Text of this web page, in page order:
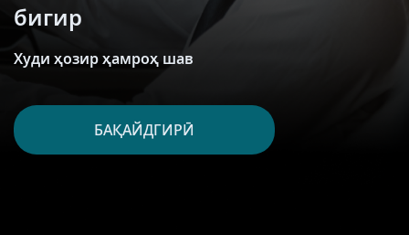
бигир
Худи ҳозир ҳамроҳ шав
БАҚАЙДГИРӢ